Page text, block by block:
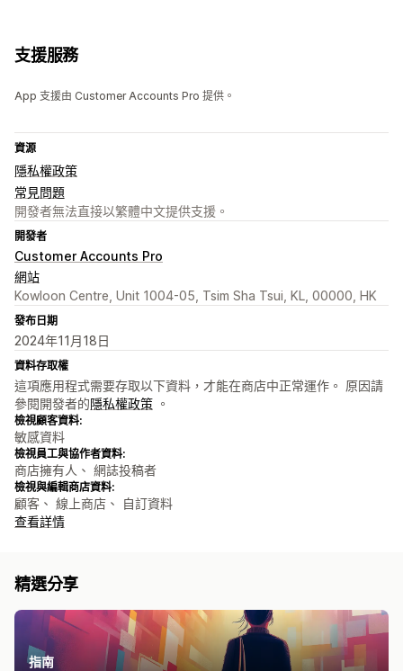
支援服務
App 支援由 Customer Accounts Pro 提供。
資源
隱私權政策
常見問題
開發者無法直接以繁體中文提供支援。
開發者
Customer Accounts Pro
網站
Kowloon Centre, Unit 1004-05, Tsim Sha Tsui, KL, 00000, HK
發布日期
2024年11月18日
資料存取權
這項應用程式需要存取以下資料，才能在商店中正常運作。 原因請
參閱開發者的隱私權政策 。
檢視顧客資料:
敏感資料
檢視員工與協作者資料:
商店擁有人、 網誌投稿者
檢視與編輯商店資料:
顧客、 線上商店、 自訂資料
查看詳情
精選分享
指南